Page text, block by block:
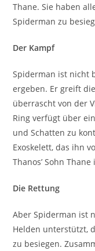
Thane. Sie haben
Spiderman zu
Der Kampf
Spiderman ist nicht
ergeben. Er greift
überrascht von der
Ring verfügt über
und Schatten zu
Exoskelett, das ihn
Thanos’ Sohn
Die Rettung
Aber Spiderman ist
Helden unterstützt,
zu besiegen.